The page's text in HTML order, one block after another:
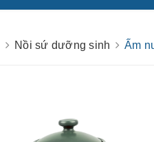
Nồi sứ dưỡng sinh Ấm